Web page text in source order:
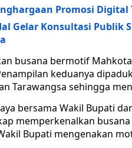
Promosi Digital
Gelar Konsultasi Publik
busana bermotif
keduanya
Tarawangsa sehingga
bersama Wakil Bupati
memperkenalkan
Bupati mengenakan